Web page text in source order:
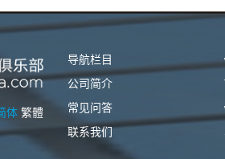
体 繁體
导航栏目
公司简介
常见问答
联系我们